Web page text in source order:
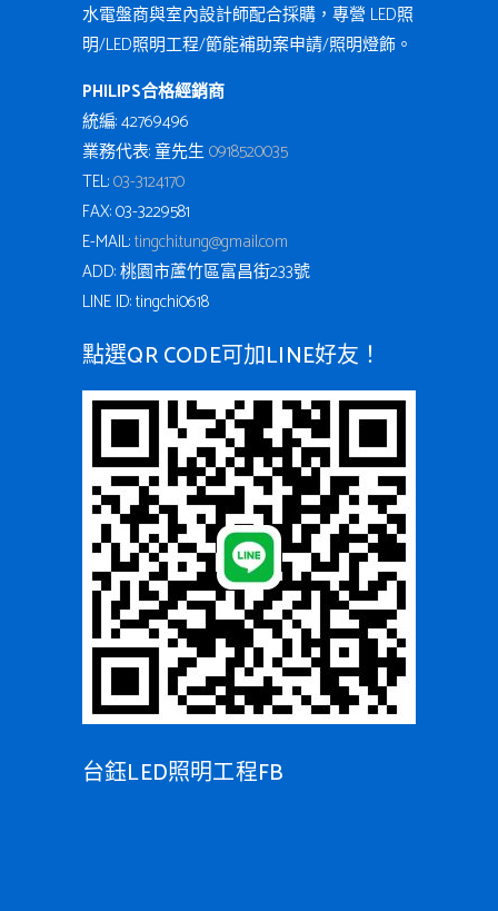
水電盤商與室內設計師配合採購，專營 LED照
明/LED照明工程/節能補助案申請/照明燈飾。
PHILIPS合格經銷商
統編: 42769496
業務代表: 童先生0918520035
TEL:03-3124170
FAX: 03-3229581
E-MAIL:tingchi.tung@gmail.com
ADD: 桃園市蘆竹區富昌街233號
LINE ID: tingchi0618
點選QR CODE可加LINE好友！
台鈺LED照明工程FB